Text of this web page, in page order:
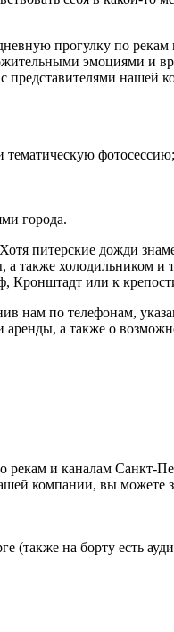
прогулку по
эмоциями и
представителями нашей
тематическую фотосессию;
города.
питерские дожди
также холодильником и
Кронштадт или к
нам по телефонам,
а также о
и каналам Санкт-
компании, вы можете
(также на борту есть